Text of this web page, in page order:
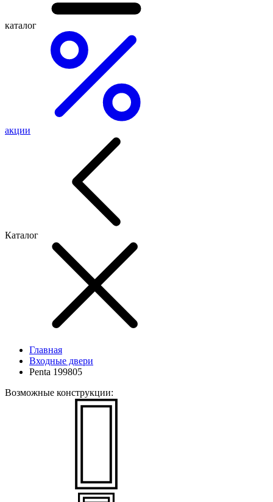
каталог
акции
Каталог
Главная
Входные двери
Penta 199805
Возможные конструкции: